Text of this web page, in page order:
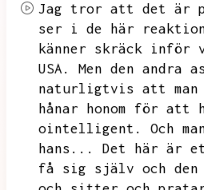
Jag tror att det är
ser i de här
känner skräck inför
USA.
Men den andra
naturligtvis att man
hånar honom för att
ointelligent.
Och
hans...
Det här är
få sig själv och den